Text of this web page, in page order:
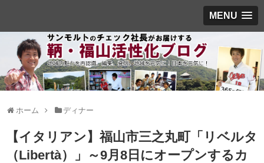
MENU
ホーム ディナー
【イタリアン】福山市三之丸町「リベルタ
（Libertà）」～9月8日にオープンするカ